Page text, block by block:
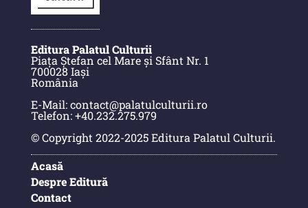
Editura Palatul Culturii
Piața Ștefan cel Mare și Sfânt Nr. 1
700028 Iași
România
E-Mail: contact@palatulculturii.ro
Telefon: +40.232.275.979
© Copyright 2022-2025 Editura Palatul Culturii.
Acasă
Despre Editură
Contact